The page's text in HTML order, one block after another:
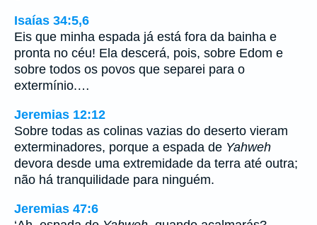
Isaías 34:5,6
Eis que minha espada já está fora da bainha e
pronta no céu! Ela descerá, pois, sobre Edom e
sobre todos os povos que separei para o
extermínio.…
Jeremias 12:12
Sobre todas as colinas vazias do deserto vieram
exterminadores, porque a espada de Yahweh
devora desde uma extremidade da terra até outra;
não há tranquilidade para ninguém.
Jeremias 47:6